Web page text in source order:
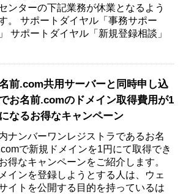
ンターの下記業務が休業となるよう
。 サポートダイヤル「事務サポー
サポートダイヤル「新規登録相談」
前.com共用サーバーと同時申し込
お名前.comのドメイン取得費用が1
なるお得なキャンペーン
ナンバーワンレジストラであるお名
で新規ドメインを1円にて取得でき
得なキャンペーンをご紹介します。
インを登録しようとする人は、ウェ
イトを公開する目的を持っているは